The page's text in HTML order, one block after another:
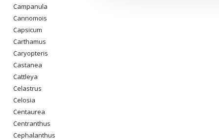
Campanula
Cannomois
Capsicum
Carthamus
Caryopteris
Castanea
Cattleya
Celastrus
Celosia
Centaurea
Centranthus
Cephalanthus